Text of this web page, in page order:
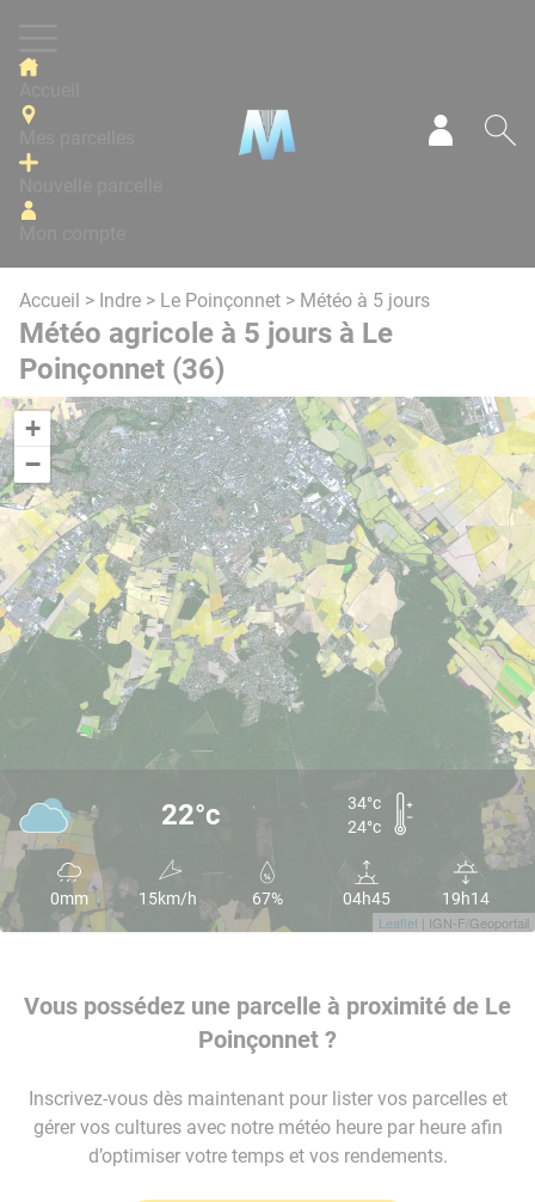
Accueil > Indre > Le Poinçonnet > Météo à 5 jours
Météo agricole à 5 jours à Le
Poinçonnet (36)
+
−
Leaflet | IGN-F/Geoportail
22°c
34°c
24°c
0mm 15km/h 67% 04h45 19h14
Vous possédez une parcelle à proximité de Le
Poinçonnet ?
Inscrivez-vous dès maintenant pour lister vos parcelles et
gérer vos cultures avec notre météo heure par heure afin
d’optimiser votre temps et vos rendements.